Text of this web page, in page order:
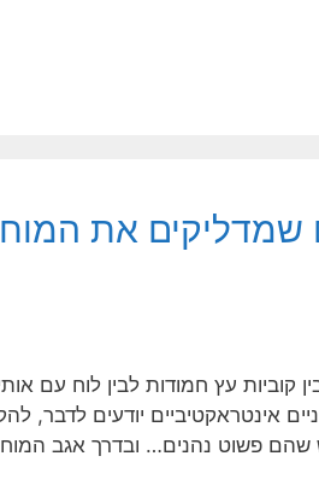
שמדליקים את
קוביות עץ חמודות לבין לוח
אינטראקטיביים יודעים לדבר,
שהם פשוט נהנים… ובדרך אגב